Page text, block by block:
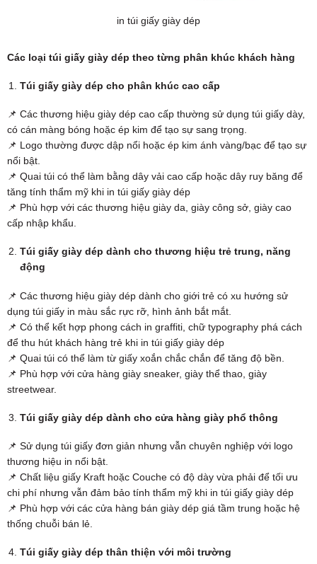
in túi giấy giày dép
Các loại túi giấy giày dép theo từng phân khúc khách hàng
Túi giấy giày dép cho phân khúc cao cấp
📌 Các thương hiệu giày dép cao cấp thường sử dụng túi giấy dày,
có cán màng bóng hoặc ép kim để tạo sự sang trọng.
📌 Logo thường được dập nổi hoặc ép kim ánh vàng/bạc để tạo sự
nổi bật.
📌 Quai túi có thể làm bằng dây vải cao cấp hoặc dây ruy băng để
tăng tính thẩm mỹ khi in túi giấy giày dép
📌 Phù hợp với các thương hiệu giày da, giày công sở, giày cao
cấp nhập khẩu.
Túi giấy giày dép dành cho thương hiệu trẻ trung, năng
động
📌 Các thương hiệu giày dép dành cho giới trẻ có xu hướng sử
dụng túi giấy in màu sắc rực rỡ, hình ảnh bắt mắt.
📌 Có thể kết hợp phong cách in graffiti, chữ typography phá cách
để thu hút khách hàng trẻ khi in túi giấy giày dép
📌 Quai túi có thể làm từ giấy xoắn chắc chắn để tăng độ bền.
📌 Phù hợp với cửa hàng giày sneaker, giày thể thao, giày
streetwear.
Túi giấy giày dép dành cho cửa hàng giày phổ thông
📌 Sử dụng túi giấy đơn giản nhưng vẫn chuyên nghiệp với logo
thương hiệu in nổi bật.
📌 Chất liệu giấy Kraft hoặc Couche có độ dày vừa phải để tối ưu
chi phí nhưng vẫn đảm bảo tính thẩm mỹ khi in túi giấy giày dép
📌 Phù hợp với các cửa hàng bán giày dép giá tầm trung hoặc hệ
thống chuỗi bán lẻ.
Túi giấy giày dép thân thiện với môi trường